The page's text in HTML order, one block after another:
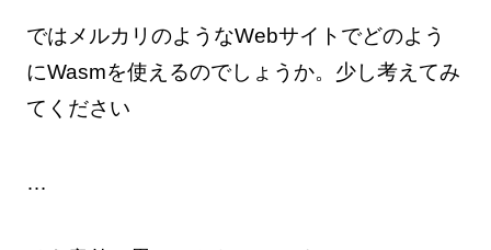
ではメルカリのようなWebサイトでどのよう
にWasmを使えるのでしょうか。少し考えてみ
てください
…